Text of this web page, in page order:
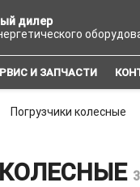
дилер
И ЗАПЧАСТИ
Погрузчики колесные